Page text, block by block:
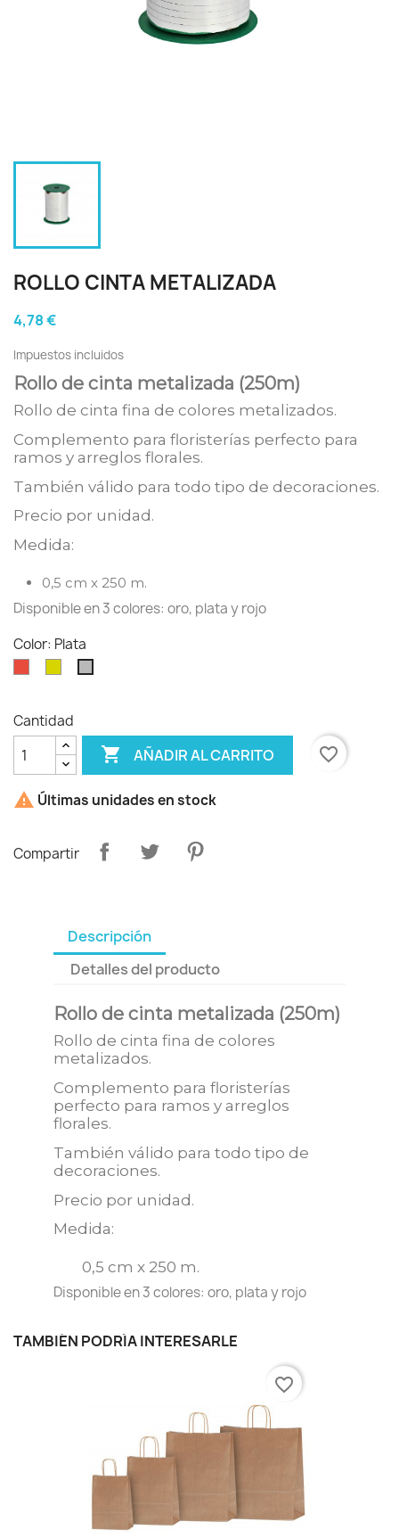
ROLLO CINTA METALIZADA
4,78 €
Impuestos incluidos
Rollo de cinta metalizada (250m)
Rollo de cinta fina de colores metalizados.
Complemento para floristerías perfecto para
ramos y arreglos florales.
También válido para todo tipo de decoraciones.
Precio por unidad.
Medida:
0,5 cm x 250 m.
Disponible en 3 colores: oro, plata y rojo
Color: Plata
Cantidad
 AÑADIR AL CARRITO favorite_border
 Últimas unidades en stock
Compartir
Descripción
Detalles del producto
Rollo de cinta metalizada (250m)
Rollo de cinta fina de colores
metalizados.
Complemento para floristerías
perfecto para ramos y arreglos
florales.
También válido para todo tipo de
decoraciones.
Precio por unidad.
Medida:
0,5 cm x 250 m.
Disponible en 3 colores: oro, plata y rojo
TAMBIÉN PODRÍA INTERESARLE
favorite_border